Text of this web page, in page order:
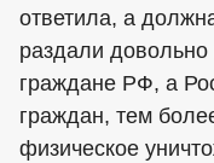
ответила, а
раздали довольно
граждане РФ, а
граждан, тем
физическое